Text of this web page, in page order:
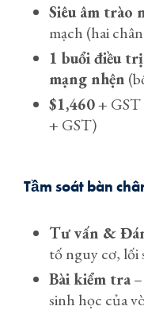
Siêu âm trào
mạch (hai
1 buổi điều
mạng nhện
$1,460+ GST
+ GST)
Tầm soát bàn
Tư vấn &
tố nguy cơ, lối
Bài kiểm tra–
sinh học của